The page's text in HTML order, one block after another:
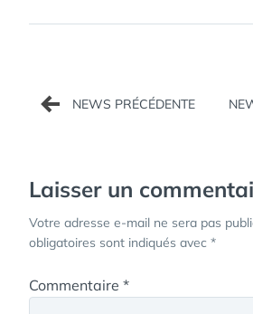
Navigation
de
Laisser un
Votre adresse e-mail ne sera pas
obligatoires sont indiqués avec *
Commentaire *